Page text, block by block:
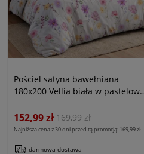
Pościel satyna bawełniana
180x200 Vellia biała w pastelowe
Satynlove
152,99 zł 169,99 zł
Najniższa cena z 30 dni przed tą promocją:169,99 zł
darmowa dostawa